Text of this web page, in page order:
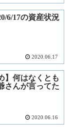
6/17の資産状況
2020.06.17
】何はなくとも
さんが言ってた
2020.06.16